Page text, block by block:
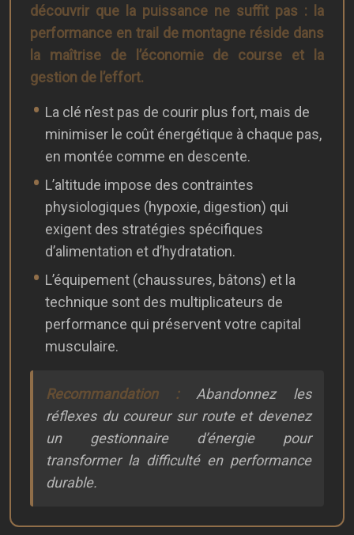
découvrir que la puissance ne suffit pas : la
performance en trail de montagne réside dans
la maîtrise de l’économie de course et la
gestion de l’effort.
La clé n’est pas de courir plus fort, mais de
minimiser le coût énergétique à chaque pas,
en montée comme en descente.
L’altitude impose des contraintes
physiologiques (hypoxie, digestion) qui
exigent des stratégies spécifiques
d’alimentation et d’hydratation.
L’équipement (chaussures, bâtons) et la
technique sont des multiplicateurs de
performance qui préservent votre capital
musculaire.
Recommandation :Abandonnez les
réflexes du coureur sur route et devenez
un gestionnaire d’énergie pour
transformer la difficulté en performance
durable.